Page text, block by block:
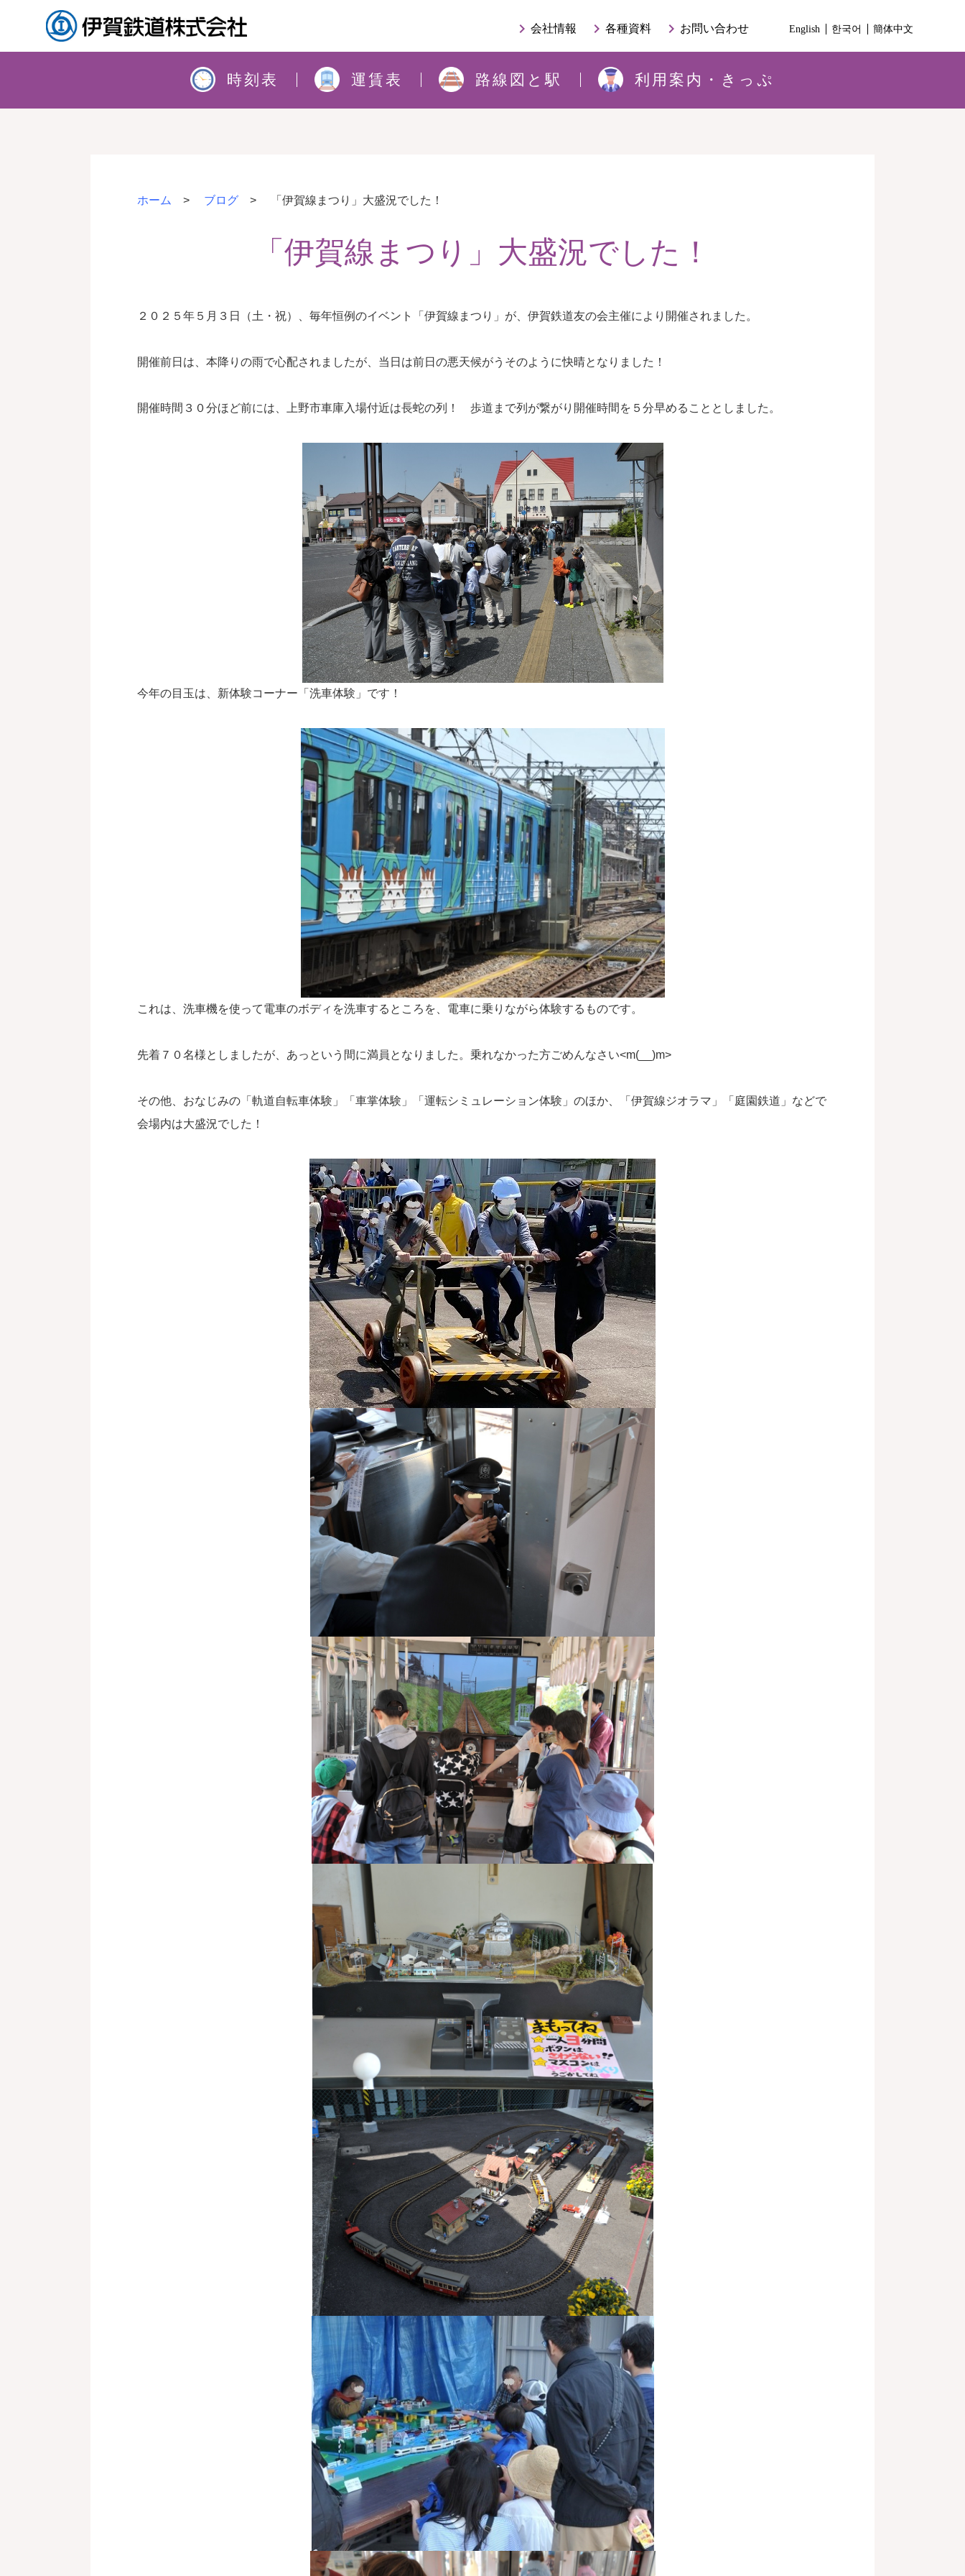
keyboard_arrow_right 会社情報 keyboard_arrow_right 各種資料 keyboard_arrow_right お問い合わせ English 한국어 簡体中文
時刻表 運賃表 路線図と駅 利用案内・きっぷ
ホーム ブログ 「伊賀線まつり」大盛況でした！
「伊賀線まつり」大盛況でした！
２０２５年５月３日（土・祝）、毎年恒例のイベント「伊賀線まつり」が、伊賀鉄道友の会主催により開催されました。
開催前日は、本降りの雨で心配されましたが、当日は前日の悪天候がうそのように快晴となりました！
開催時間３０分ほど前には、上野市車庫入場付近は長蛇の列！ 歩道まで列が繋がり開催時間を５分早めることとしました。
今年の目玉は、新体験コーナー「洗車体験」です！
これは、洗車機を使って電車のボディを洗車するところを、電車に乗りながら体験するものです。
先着７０名様としましたが、あっという間に満員となりました。乗れなかった方ごめんなさい<m(__)m>
その他、おなじみの「軌道自転車体験」「車掌体験」「運転シミュレーション体験」のほか、「伊賀線ジオラマ」「庭園鉄道」などで
会場内は大盛況でした！